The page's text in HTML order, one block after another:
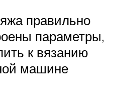
правильно
параметры,
к вязанию
машине